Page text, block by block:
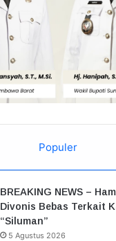
Populer
BREAKING NEWS –
Divonis Bebas Terkait
“Siluman”
5 Agustus 2026